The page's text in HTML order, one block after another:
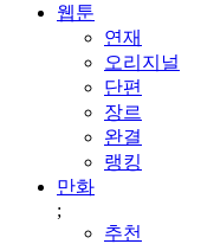
웹툰
연재
오리지널
단편
장르
완결
랭킹
만화
;
추천